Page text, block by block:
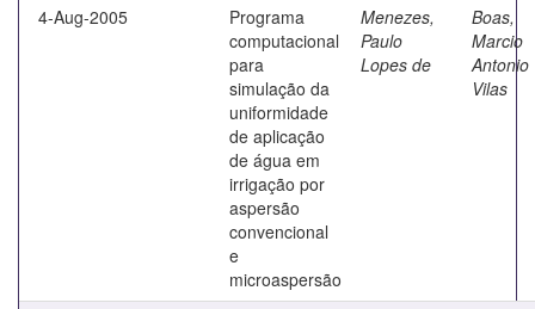
4-Aug-2005
Programa
computacional
para
simulação da
uniformidade
de aplicação
de água em
irrigação por
aspersão
convencional
e
microaspersão
Menezes,
Paulo
Lopes de
Boas,
Marcio
Antonio
Vilas